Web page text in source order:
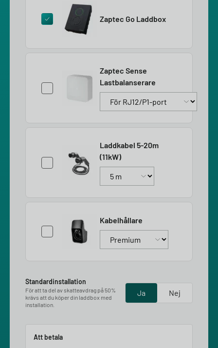
Zaptec Go Laddbox
Zaptec Sense
Lastbalanserare
Laddkabel 5-20m
(11kW)
Kabelhållare
Standardinstallation
För att ta del av skatteavdrag på 50%
krävs att du köper din laddbox med
installation.
Ja Nej
Att betala